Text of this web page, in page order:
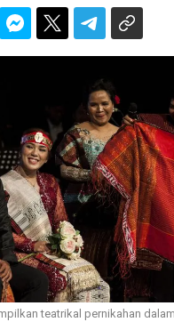
teatrikal pernikahan